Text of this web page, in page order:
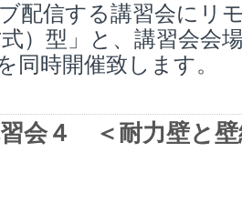
配信する講習会にリ
式）型」と、講習会会
同時開催致します。
会４ ＜耐力壁と